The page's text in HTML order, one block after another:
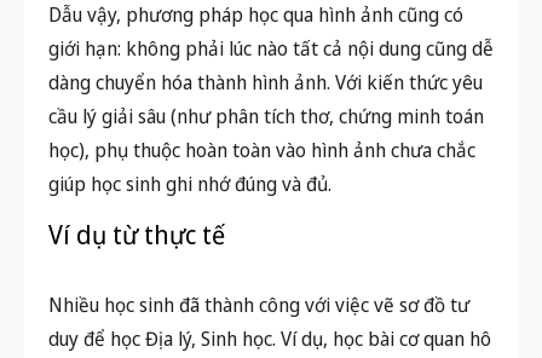
Dẫu vậy, phương pháp học qua hình ảnh cũng có
giới hạn: không phải lúc nào tất cả nội dung cũng dễ
dàng chuyển hóa thành hình ảnh. Với kiến thức yêu
cầu lý giải sâu (như phân tích thơ, chứng minh toán
học), phụ thuộc hoàn toàn vào hình ảnh chưa chắc
giúp học sinh ghi nhớ đúng và đủ.
Ví dụ từ thực tế
Nhiều học sinh đã thành công với việc vẽ sơ đồ tư
duy để học Địa lý, Sinh học. Ví dụ, học bài cơ quan hô